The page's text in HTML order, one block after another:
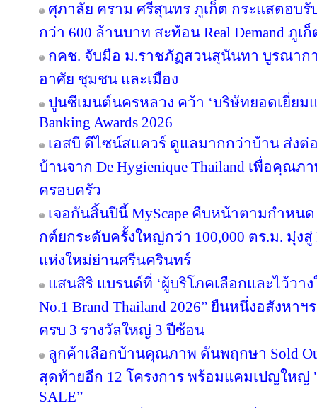
ศุภาลัย คราม ศรีสุนทร ภูเก็ต กระแสตอบรั
กว่า 600 ล้านบาท สะท้อน Real Demand ภูเ
กคช. จับมือ ม.ราชภัฏสวนสุนันทา บูรณา
อาศัย ชุมชน และเมือง
ปูนซีเมนต์นครหลวง คว้า ‘บริษัทยอดเยี่ยมแ
Banking Awards 2026
เอสบี ดีไซน์สแควร์ ดูแลมากกว่าบ้าน ส่ง
บ้านจาก De Hygienique Thailand เพื่อคุณ
ครอบครัว
เจอกันสิ้นปีนี้ MyScape คืบหน้าตามกำหน
กต์ยกระดับครั้งใหญ่กว่า 100,000 ตร.ม. มุ่งสู่
แห่งใหม่ย่านศรีนครินทร์
แสนสิริ แบรนด์ที่ ‘ผู้บริโภคเลือกและไว้วาง
No.1 Brand Thailand 2026” ยืนหนึ่งอสังหา
ครบ 3 รางวัลใหญ่ 3 ปีซ้อน
ลูกค้าเลือกบ้านคุณภาพ ดันพฤกษา Sold
สุดท้ายอีก 12 โครงการ พร้อมแคมเปญใหญ่
SALE”